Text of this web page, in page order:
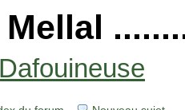
Dafouineuse